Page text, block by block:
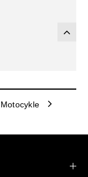
Motocykle